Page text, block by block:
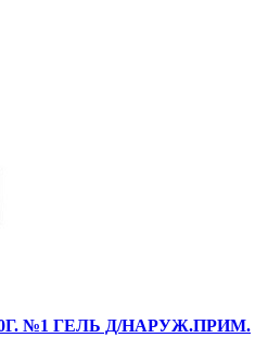
№1 ГЕЛЬ Д/НАРУЖ.ПРИМ.